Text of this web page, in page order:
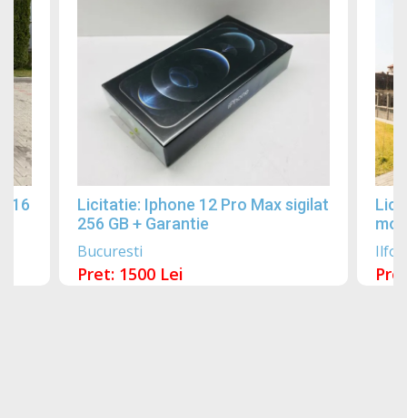
Licitatie: Iphone 12 Pro Max sigilat
256 GB + Garantie
Bucuresti
Pret: 1500 Lei
Ilfov